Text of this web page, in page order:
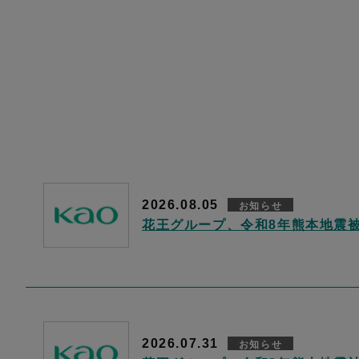
2026.08.05 お知らせ
花王グループ、令和8年熊本地震
2026.07.31 お知らせ